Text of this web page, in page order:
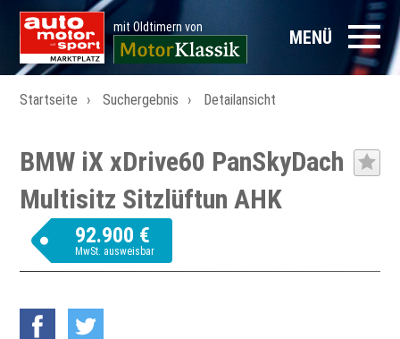
mit Oldtimern von MENÜ
Startseite Suchergebnis Detailansicht
BMW iX xDrive60 PanSkyDach
Multisitz Sitzlüftun AHK
92.900 €
MwSt. ausweisbar